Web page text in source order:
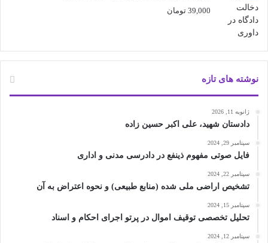
39,000 تومان
نوشته های تازه
ژانویه 11, 2026
دادستان شهید، علی اکبر حسین زاده
سپتامبر 29, 2024
فایل صوتی مفهوم ذینفع در دادرسی مدنی و اداری
سپتامبر 22, 2024
تشخیص اراضی ملی شده (منابع طبیعی) و نحوه اعتراض به آن
سپتامبر 15, 2024
تحلیل تخصصی توقیف اموال در پرتو اجرای احکام و اسناد
سپتامبر 12, 2024